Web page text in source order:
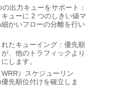
出力キューをサポート：
ューに 2 つのしきい値マ
かいフローの分離を行い
たキューイング：優先順
、他のトラフィックより
します。
）スケジューリン
先順位付けを確立しま